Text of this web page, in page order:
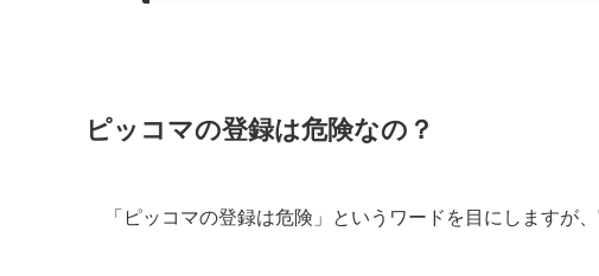
ピッコマの登録は危険なの？
「ピッコマの登録は危険」というワードを目にしますが